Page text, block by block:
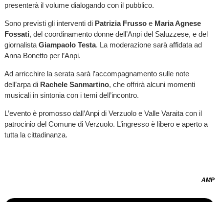
presenterà il volume dialogando con il pubblico.
Sono previsti gli interventi di Patrizia Frussoe Maria Agnese
Fossati, del coordinamento donne dell’Anpi del Saluzzese, e del
giornalista Giampaolo Testa. La moderazione sarà affidata ad
Anna Bonetto per l’Anpi.
Ad arricchire la serata sarà l’accompagnamento sulle note
dell’arpa di Rachele Sanmartino, che offrirà alcuni momenti
musicali in sintonia con i temi dell’incontro.
L’evento è promosso dall’Anpi di Verzuolo e Valle Varaita con il
patrocinio del Comune di Verzuolo. L’ingresso è libero e aperto a
tutta la cittadinanza.
AMP